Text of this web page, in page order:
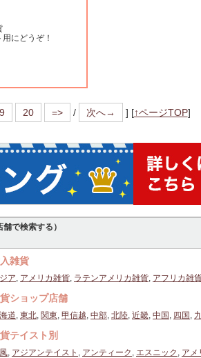
にどうぞ！
20 => / 次へ→ ] [↑ページTOP]
で検索する）
雑貨
ア, アメリカ雑貨, ラテンアメリカ雑貨, アフリカ雑
ショップ店舗
道, 東北, 関東, 甲信越, 中部, 北陸, 近畿, 中国 , 四国 ,
テイスト別
, アジアンテイスト , アンティーク , エスニック , アメ